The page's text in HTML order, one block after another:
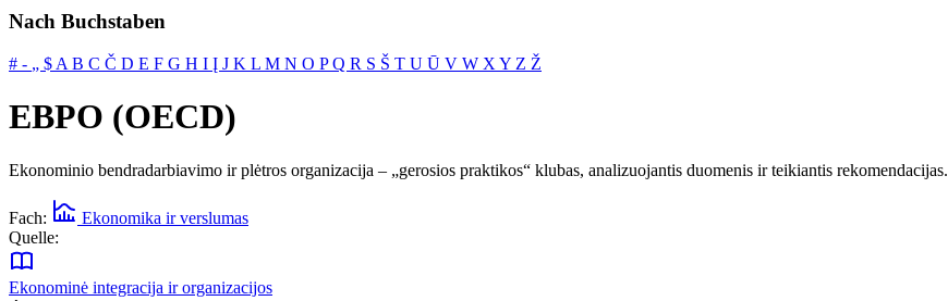
Nach Buchstaben
# ‐ „ $ A B C Č D E F G H I Į J K L M N O PQ R S Š T U Ū V W X Y Z Ž
EBPO (OECD)
Ekonominio bendradarbiavimo ir plėtros organizacija – „gerosios praktikos“ klubas, analizuojantis duomenis ir teikiantis rekomendacijas.
Fach:
Ekonomika ir verslumas
Quelle:
Ekonominė integracija ir organizacijos